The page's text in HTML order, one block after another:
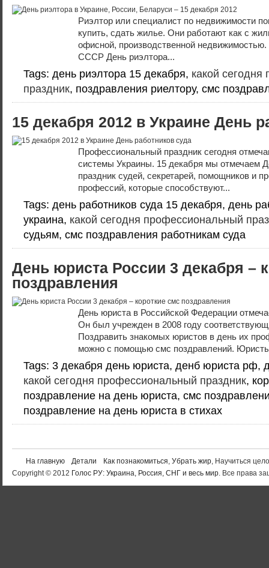
Риэлтор или специалист по недвижимости
купить, сдать жилье. Они работают как с
офисной, производственной
СССР День риэлтора...
Tags: день риэлтора 15 декабря, какой
праздник, поздравления риелтору, смс
15 декабря 2012 в Украине День
Профессиональный праздник сегодня
системы Украины. 15 декабря мы отмечаем
праздник судей, секретарей, помощников и
профессий, которые способствуют...
Tags: день работников суда 15 декабря, день
украина, какой сегодня профессиональный
судьям, смс поздравления работникам суда
День юриста России 3 декабря –
поздравления
День юриста в Российской Федерации
Он был учрежден в 2008 году
Поздравить знакомых юристов в день их
можно с помощью смс поздравлений.
Tags: 3 декабря день юриста, денб юриста рф,
какой сегодня профессиональный праздник,
поздравление на день юриста, смс
поздравление на день юриста в стихах
На главную Детали Как познакомиться, Убрать жир, Научиться
Copyright © 2012 Голос РУ: Украина, Россия, СНГ и весь мир. Все права